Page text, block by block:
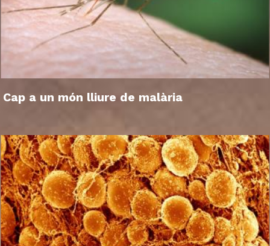
Cap a un món lliure de malària